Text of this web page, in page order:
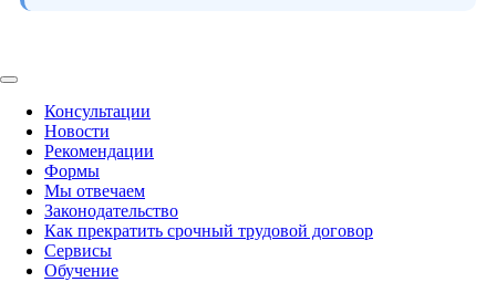
Консультации
Новости
Рекомендации
Формы
Мы отвечаем
Законодательство
Как прекратить срочный трудовой договор
Сервисы
Обучение